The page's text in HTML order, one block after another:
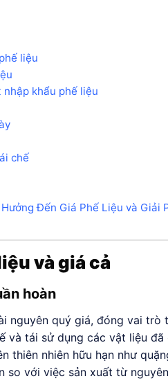
liệu
khẩu phế liệu
chế
Đến Giá Phế Liệu và
và giá cả
hoàn
nguyên quý giá, đóng vai
và tái sử dụng các vật liệu
nhiên hữu hạn như
với việc sản xuất từ